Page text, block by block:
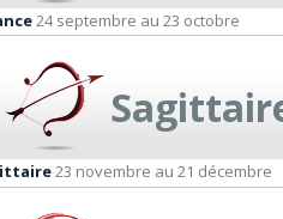
24 septembre au 23 octobre
23 novembre au 21 décembre